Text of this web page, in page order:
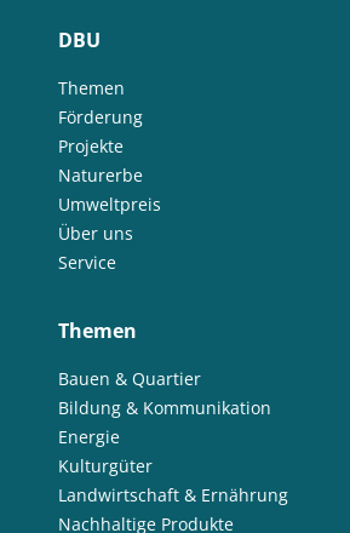
DBU
Themen
Förderung
Projekte
Naturerbe
Umweltpreis
Über uns
Service
Themen
Bauen & Quartier
Bildung & Kommunikation
Energie
Kulturgüter
Landwirtschaft & Ernährung
Nachhaltige Produkte